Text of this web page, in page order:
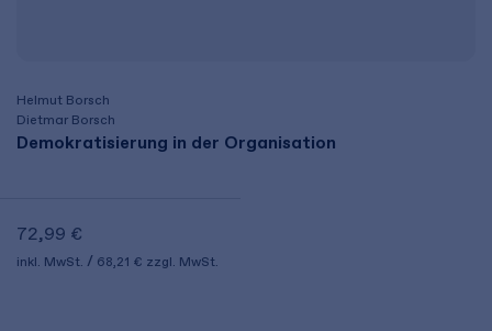
Helmut Borsch
Dietmar Borsch
Demokratisierung in der Organisation
72,99 €
inkl. MwSt. 68,21 € zzgl. MwSt.